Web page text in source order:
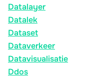
Datalayer
Datalek
Dataset
Dataverkeer
Datavisualisatie
Ddos